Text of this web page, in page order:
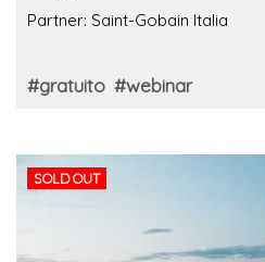
Partner: Saint-Gobain Italia
#gratuito #webinar
SOLD OUT